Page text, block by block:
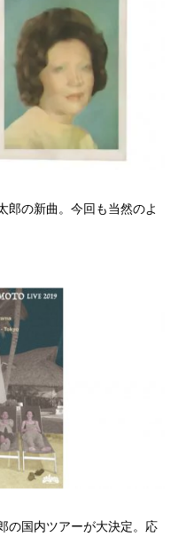
郎の新曲。今回も当然のよ
の国内ツアーが大決定。応